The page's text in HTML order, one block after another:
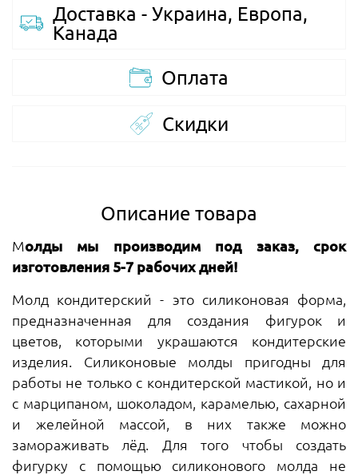
Доставка - Украина, Европа,
Канада
Оплата
Скидки
Описание товара
Молды мы производим под заказ, срок
изготовления 5-7 рабочих дней!
Молд кондитерский - это силиконовая форма,
предназначенная для создания фигурок и
цветов, которыми украшаются кондитерские
изделия. Силиконовые молды пригодны для
работы не только с кондитерской мастикой, но и
с марципаном, шоколадом, карамелью, сахарной
и желейной массой, в них также можно
замораживать лёд. Для того чтобы создать
фигурку с помощью силиконового молда не